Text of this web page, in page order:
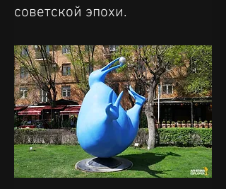
советской эпохи.